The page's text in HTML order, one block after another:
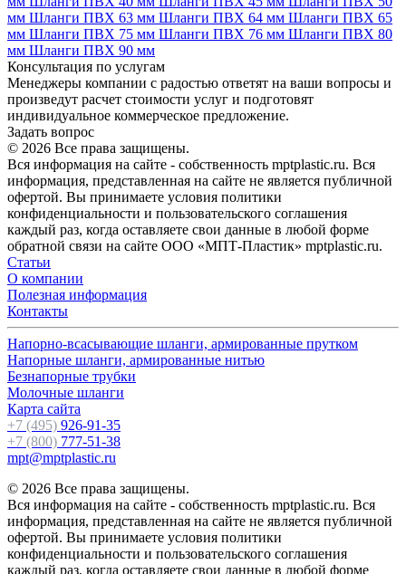
мм Шланги ПВХ 63 мм Шланги ПВХ 64 мм Шланги ПВХ 65
мм Шланги ПВХ 75 мм Шланги ПВХ 76 мм Шланги ПВХ 80
мм Шланги ПВХ 90 мм
Консультация по услугам
Менеджеры компании с радостью ответят на ваши вопросы и
произведут расчет стоимости услуг и подготовят
индивидуальное коммерческое предложение.
Задать вопрос
© 2026 Все права защищены.
Вся информация на сайте - собственность mptplastic.ru. Вся
информация, представленная на сайте не является публичной
офертой. Вы принимаете условия политики
конфиденциальности и пользовательского соглашения
каждый раз, когда оставляете свои данные в любой форме
обратной связи на сайте ООО «МПТ-Пластик» mptplastic.ru.
Статьи
О компании
Полезная информация
Контакты
Напорно-всасывающие шланги, армированные прутком
Напорные шланги, армированные нитью
Безнапорные трубки
Молочные шланги
Карта сайта
+7 (495) 926-91-35
+7 (800) 777-51-38
mpt@mptplastic.ru
© 2026 Все права защищены.
Вся информация на сайте - собственность mptplastic.ru. Вся
информация, представленная на сайте не является публичной
офертой. Вы принимаете условия политики
конфиденциальности и пользовательского соглашения
каждый раз, когда оставляете свои данные в любой форме